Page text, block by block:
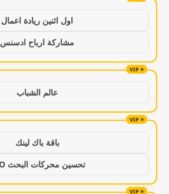
اول اثنين ريادة اعمال
مشاركة ارباح ادسنس
عالم الشباب
باقة باك لينك
تحسين محركات البحث SEO